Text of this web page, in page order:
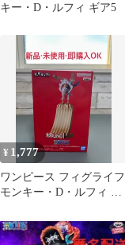
キー・D・ルフィ ギア5
¥ 1,777
ワンピース フィグライフ
モンキー・D・ルフィ ギ